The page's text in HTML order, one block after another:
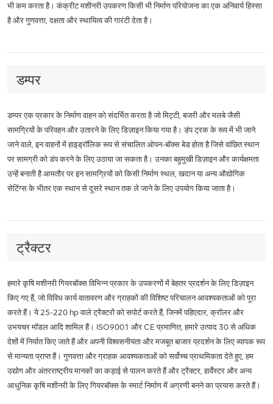
भी कम करता है। कंक्रीट मशीनरी उपकरण किसी भी निर्माण परियोजना का एक अनिवार्य हिस्सा
है और गुणवत्ता, दक्षता और स्थायित्व की गारंटी देता है।
डम्पर
डम्पर एक प्रकार के निर्माण वाहन को संदर्भित करता है जो मिट्टी, बजरी और मलबे जैसी
सामग्रियों के परिवहन और उतारने के लिए डिज़ाइन किया गया है। डंप ट्रक के रूप में भी जाने
जाने वाले, इन वाहनों में हाइड्रॉलिक रूप से संचालित ओपन-बॉक्स बेड होता है जिसे वांछित स्थान
पर सामग्री को डंप करने के लिए उठाया जा सकता है। उनका बहुमुखी डिज़ाइन और कार्यक्षमता
उन्हें बनाती है आमतौर पर इन सामग्रियों को किसी निर्माण स्थल, खदान या अन्य औद्योगिक
सेटिंग्स के भीतर एक स्थान से दूसरे स्थान तक ले जाने के लिए उपयोग किया जाता है।
ट्रैक्टर
हमारे कृषि मशीनरी गियरबॉक्स विभिन्न प्रकार के उपकरणों में बेहतर प्रदर्शन के लिए डिज़ाइन
किए गए हैं, जो विविध कार्य वातावरण और ग्राहकों की विशिष्ट परिचालन आवश्यकताओं को पूरा
करते हैं। ये 25-220 hp वाले ट्रैक्टरों को सपोर्ट करते हैं, जिनमें पहिएदार, क्रॉलर और
उभयचर मॉडल आदि शामिल हैं। ISO9001 और CE प्रमाणित, हमारे उत्पाद 30 से अधिक
देशों में निर्यात किए जाते हैं और अपनी विश्वसनीयता और मजबूत बाजार प्रदर्शन के लिए व्यापक रूप
से मान्यता प्राप्त हैं। गुणवत्ता और ग्राहक आवश्यकताओं को सर्वोच्च प्राथमिकता देते हुए, हम
उद्योग और अंतरराष्ट्रीय मानकों का कड़ाई से पालन करते हैं और ट्रैक्टर, हार्वेस्टर और अन्य
आधुनिक कृषि मशीनरी के लिए गियरबॉक्स के स्मार्ट निर्माण में अग्रणी बनने का प्रयास करते हैं।